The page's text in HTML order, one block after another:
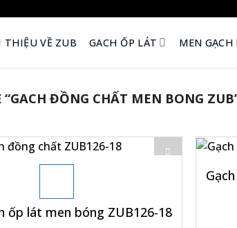
THIỆU VỀ ZUB GACH ỐP LÁT MEN GẠCH
ĐỒNG CHẤT MEN BONG
ốp lát men bóng ZUB126-18
+